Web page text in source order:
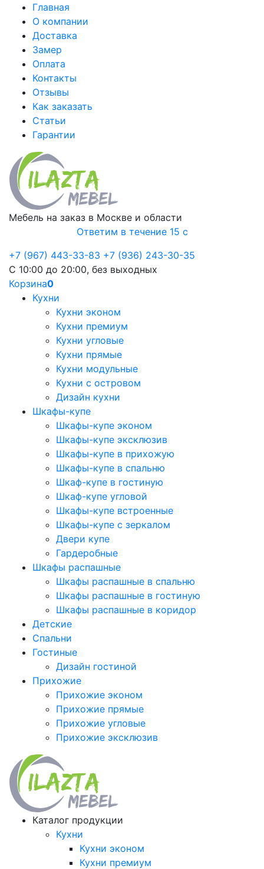
Главная
О компании
Доставка
Замер
Оплата
Контакты
Отзывы
Как заказать
Статьи
Гарантии
Мебель на заказ в Москве и области
Ответим в течение 15 с
+7 (967) 443-33-83 +7 (936) 243-30-35
С 10:00 до 20:00, без выходных
Корзина0
Кухни
Кухни эконом
Кухни премиум
Кухни угловые
Кухни прямые
Кухни модульные
Кухни с островом
Дизайн кухни
Шкафы-купе
Шкафы-купе эконом
Шкафы-купе эксклюзив
Шкафы-купе в прихожую
Шкафы-купе в спальню
Шкаф-купе в гостиную
Шкаф-купе угловой
Шкафы-купе встроенные
Шкафы-купе с зеркалом
Двери купе
Гардеробные
Шкафы распашные
Шкафы распашные в спальню
Шкафы распашные в гостиную
Шкафы распашные в коридор
Детские
Спальни
Гостиные
Дизайн гостиной
Прихожие
Прихожие эконом
Прихожие прямые
Прихожие угловые
Прихожие эксклюзив
Каталог продукции
Кухни
Кухни эконом
Кухни премиум